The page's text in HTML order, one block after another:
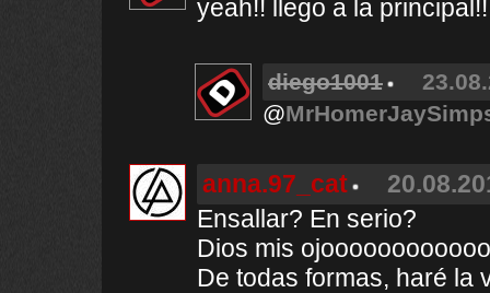
yeah!! llego a la
diego1001
@
anna.97_cat
Ensallar? En serio?
Dios mis
De todas formas, haré la